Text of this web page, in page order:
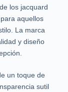
los jacquard
aquellos
La marca
y diseño
un toque de
sutil